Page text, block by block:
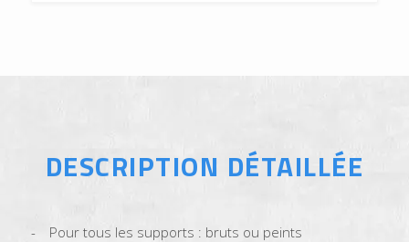
DESCRIPTION DÉTAILLÉE
Pour tous les supports : bruts ou peints